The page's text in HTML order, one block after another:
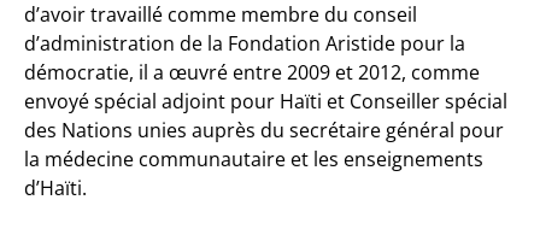
d’avoir travaillé comme membre du conseil
d’administration de la Fondation Aristide pour la
démocratie, il a œuvré entre 2009 et 2012, comme
envoyé spécial adjoint pour Haïti et Conseiller spécial
des Nations unies auprès du secrétaire général pour
la médecine communautaire et les enseignements
d’Haïti.